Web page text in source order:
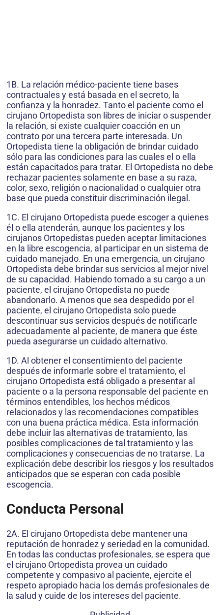
1B. La relación médico-paciente tiene bases
contractuales y está basada en el secreto, la
confianza y la honradez. Tanto el paciente como el
cirujano Ortopedista son libres de iniciar o suspender
la relación, si existe cualquier coacción en un
contrato por una tercera parte interesada. Un
Ortopedista tiene la obligación de brindar cuidado
sólo para las condiciones para las cuales el o ella
están capacitados para tratar. El Ortopedista no debe
rechazar pacientes solamente en base a su raza,
color, sexo, religión o nacionalidad o cualquier otra
base que pueda constituir discriminación ilegal.
1C. El cirujano Ortopedista puede escoger a quienes
él o ella atenderán, aunque los pacientes y los
cirujanos Ortopedistas pueden aceptar limitaciones
en la libre escogencia, al participar en un sistema de
cuidado manejado. En una emergencia, un cirujano
Ortopedista debe brindar sus servicios al mejor nivel
de su capacidad. Habiendo tomado a su cargo a un
paciente, el cirujano Ortopedista no puede
abandonarlo. A menos que sea despedido por el
paciente, el cirujano Ortopedista solo puede
descontinuar sus servicios después de notificarle
adecuadamente al paciente, de manera que éste
pueda asegurarse un cuidado alternativo.
1D. Al obtener el consentimiento del paciente
después de informarle sobre el tratamiento, el
cirujano Ortopedista está obligado a presentar al
paciente o a la persona responsable del paciente en
términos entendibles, los hechos médicos
relacionados y las recomendaciones compatibles
con una buena práctica médica. Esta información
debe incluir las alternativas de tratamiento, las
posibles complicaciones de tal tratamiento y las
complicaciones y consecuencias de no tratarse. La
explicación debe describir los riesgos y los resultados
anticipados que se esperan con cada posible
escogencia.
Conducta Personal
2A. El cirujano Ortopedista debe mantener una
reputación de honradez y seriedad en la comunidad.
En todas las conductas profesionales, se espera que
el cirujano Ortopedista provea un cuidado
competente y compasivo al paciente, ejercite el
respeto apropiado hacia los demás profesionales de
la salud y cuide de los intereses del paciente.